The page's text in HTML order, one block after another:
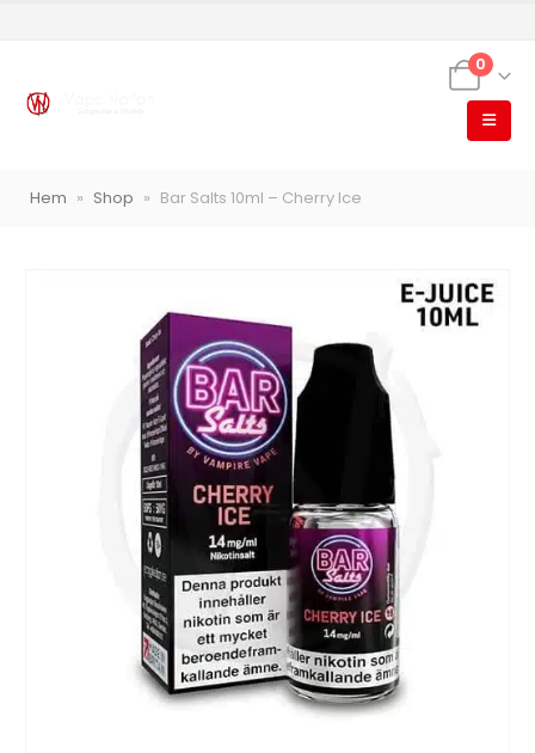
0
Hem » Shop » Bar Salts 10ml – Cherry Ice
Vapes, e-cigg & vitsnus
Populära engångsvapes Hjälp mig välja
Leverans & frakt